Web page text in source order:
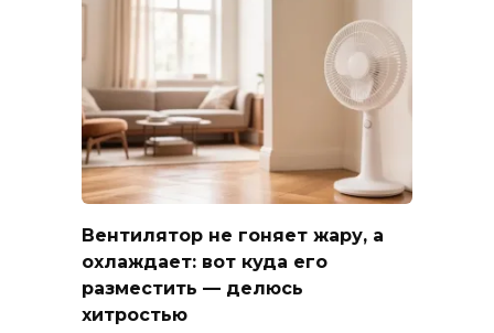
Вентилятор не гоняет жару, а
охлаждает: вот куда его
разместить — делюсь
хитростью